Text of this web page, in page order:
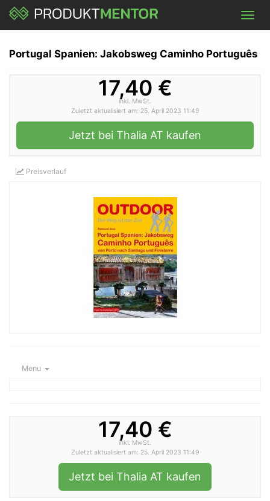
Skip
main
Portugal Spanien: Jakobsweg Caminho Português
17,40 €
inkl. MwSt.
Zuletzt aktualisiert am: 25. April 2023 11:49
Jetzt bei Thalia AT kaufen
Preisverlauf
Menu
17,40 €
inkl. MwSt.
Zuletzt aktualisiert am: 25. April 2023 11:49
Jetzt bei Thalia AT kaufen